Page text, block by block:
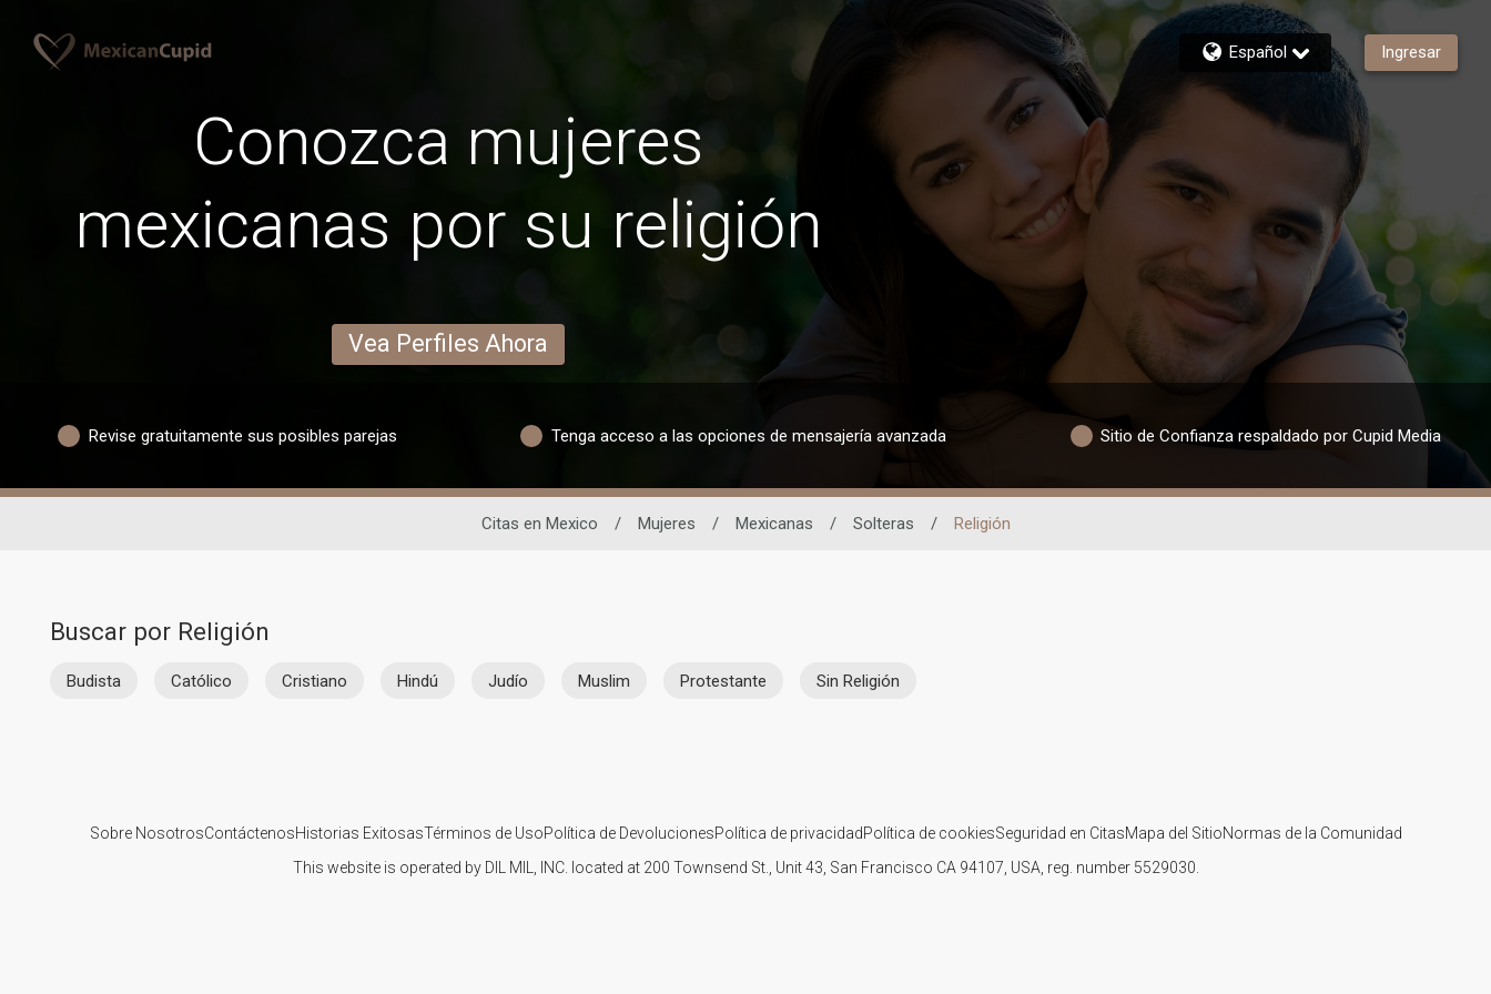
Español Ingresar
Conozca mujeres
mexicanas por su religión
Vea Perfiles Ahora
Revise gratuitamente sus posibles parejas Tenga acceso a las opciones de mensajería avanzada Sitio de Confianza respaldado por Cupid Media
Citas en Mexico / Mujeres / Mexicanas / Solteras / Religión
Buscar por Religión
Budista Católico Cristiano Hindú Judío Muslim Protestante Sin Religión
Sobre NosotrosContáctenosHistorias ExitosasTérminos de UsoPolítica de DevolucionesPolítica de privacidadPolítica de cookiesSeguridad en CitasMapa del SitioNormas de la Comunidad
This website is operated by DIL MIL, INC. located at 200 Townsend St., Unit 43, San Francisco CA 94107, USA, reg. number 5529030.